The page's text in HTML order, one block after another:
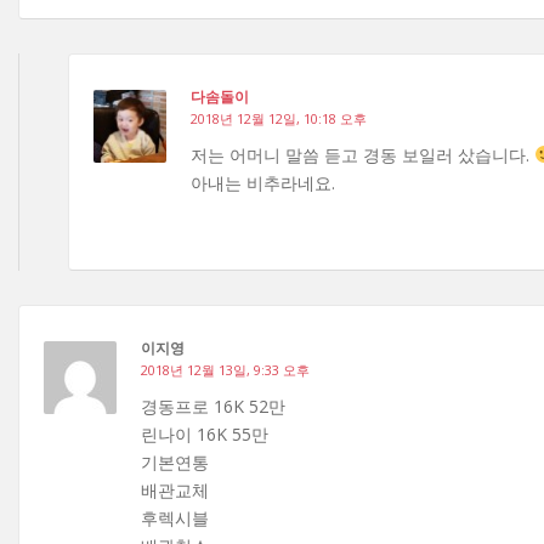
다솜돌이
2018년 12월 12일, 10:18 오후
저는 어머니 말씀 듣고 경동 보일러 샀습니다.
아내는 비추라네요.
이지영
2018년 12월 13일, 9:33 오후
경동프로 16K 52만
린나이 16K 55만
기본연통
배관교체
후렉시블